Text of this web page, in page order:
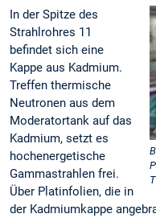
In der Spitze des
Strahlrohres 11
befindet sich eine
Kappe aus Kadmium.
Treffen thermische
Neutronen aus dem
Moderatortank auf das
Kadmium, setzt es
hochenergetische
Gammastrahlen frei.
Über Platinfolien, die in
der Kadmiumkappe